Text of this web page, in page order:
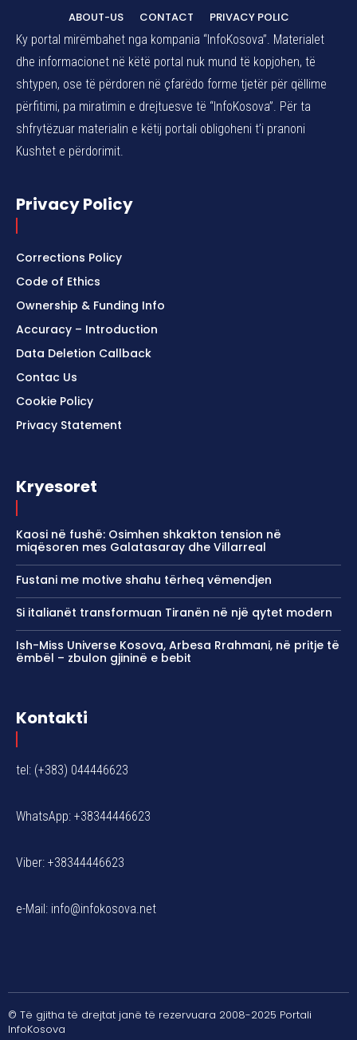
ABOUT-US CONTACT
PRIVACY POLIC
Ky portal mirëmbahet nga kompania “InfoKosova”. Materialet
dhe informacionet në këtë portal nuk mund të kopjohen, të
shtypen, ose të përdoren në çfarëdo forme tjetër për qëllime
përfitimi, pa miratimin e drejtuesve të “InfoKosova”. Për ta
shfrytëzuar materialin e këtij portali obligoheni t’i pranoni
Kushtet e përdorimit.
Privacy Policy
Corrections Policy
Code of Ethics
Ownership & Funding Info
Accuracy – Introduction
Data Deletion Callback
Contac Us
Cookie Policy
Privacy Statement
Kryesoret
Kaosi në fushë: Osimhen shkakton tension në
miqësoren mes Galatasaray dhe Villarreal
Fustani me motive shahu tërheq vëmendjen
Si italianët transformuan Tiranën në një qytet modern
Ish-Miss Universe Kosova, Arbesa Rrahmani, në pritje të
ëmbël – zbulon gjininë e bebit
Kontakti
tel: (+383) 044446623
WhatsApp: +38344446623
Viber: +38344446623
e-Mail: info@infokosova.net
© Të gjitha të drejtat janë të rezervuara 2008-2025 Portali
InfoKosova